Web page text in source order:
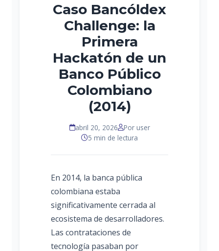
Caso Bancóldex
Challenge: la
Primera
Hackatón de un
Banco Público
Colombiano
(2014)
abril 20, 2026
Por user
5 min de lectura
En 2014, la banca pública
colombiana estaba
significativamente cerrada al
ecosistema de desarrolladores.
Las contrataciones de
tecnología pasaban por